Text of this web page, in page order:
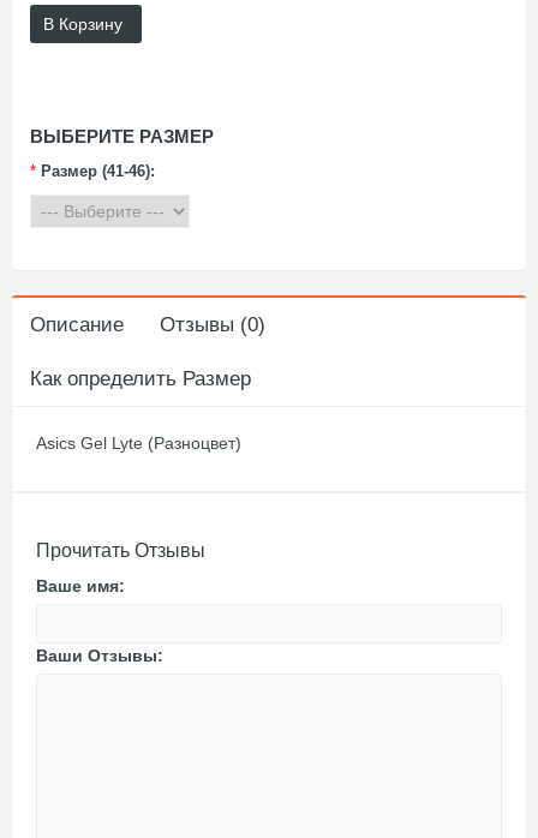
В Корзину
ВЫБЕРИТЕ РАЗМЕР
* Размер (41-46):
Описание Отзывы (0)
Как определить Размер
Asics Gel Lyte (Разноцвет)
Прочитать Отзывы
Ваше имя:
Ваши Отзывы: